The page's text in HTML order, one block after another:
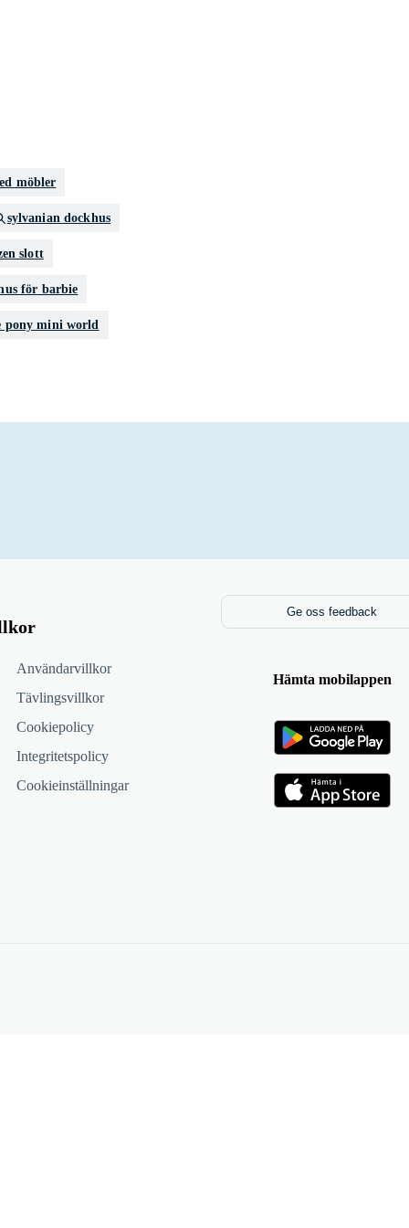
möbler
sylvanian dockhus
slott
för barbie
pony mini world
Användarvillkor
Tävlingsvillkor
Cookiepolicy
Integritetspolicy
Cookieinställningar
Ge oss feedback
Hämta mobilappen